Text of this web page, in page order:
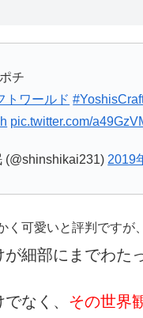
チ
トワールド
pic.twitter.com/
2019
く可愛いと評判ですが、
細部にまでわた
なく、 その世界